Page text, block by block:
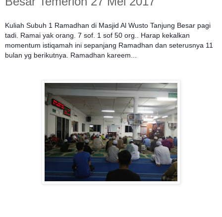
Kuliah Subuh 1 Ramadhan di Masjid Al Wusto Tanjung Besar pagi
tadi. Ramai yak orang. 7 sof. 1 sof 50 org.. Harap kekalkan
momentum istiqamah ini sepanjang Ramadhan dan seterusnya 11
bulan yg berikutnya. Ramadhan kareem...